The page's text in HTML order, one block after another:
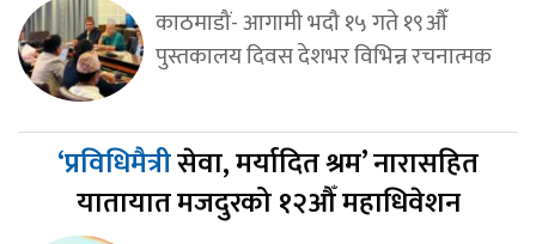
काठमाडौं- आगामी भदौ १५ गते १९औँ
पुस्तकालय दिवस देशभर विभिन्न रचनात्मक
‘प्रविधिमैत्रीसेवा, मर्यादित श्रम’ नारासहित
यातायात मजदुरको १२औँ महाधिवेशन